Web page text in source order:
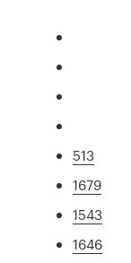
513
1679
1543
1646